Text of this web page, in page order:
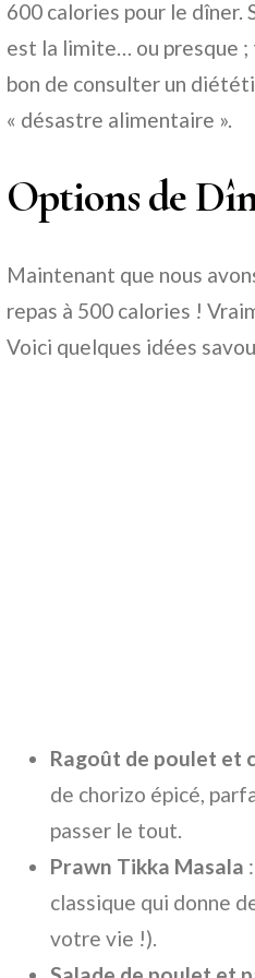
600 calories pour le dîner.
est la limite… ou presque ;
bon de consulter un
« désastre alimentaire ».
Options de
Maintenant que nous
repas à 500 calories !
Voici quelques idées
Ragoût de poulet et
de chorizo épicé,
passer le tout.
Prawn Tikka Masala
classique qui donne
votre vie !).